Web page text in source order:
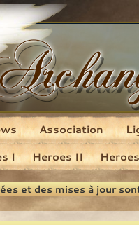
I Heroes II
Association
et des mises à jour